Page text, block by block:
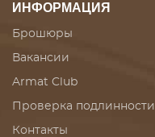
ИНФОРМАЦИЯ
Брошюры
Вакансии
Armat Club
Проверка подлинности
Контакты